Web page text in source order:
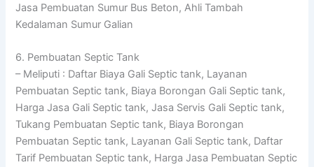
Jasa Pembuatan Sumur Bus Beton, Ahli Tambah
Kedalaman Sumur Galian
6. Pembuatan Septic Tank
– Meliputi : Daftar Biaya Gali Septic tank, Layanan
Pembuatan Septic tank, Biaya Borongan Gali Septic tank,
Harga Jasa Gali Septic tank, Jasa Servis Gali Septic tank,
Tukang Pembuatan Septic tank, Biaya Borongan
Pembuatan Septic tank, Layanan Gali Septic tank, Daftar
Tarif Pembuatan Septic tank, Harga Jasa Pembuatan Septic